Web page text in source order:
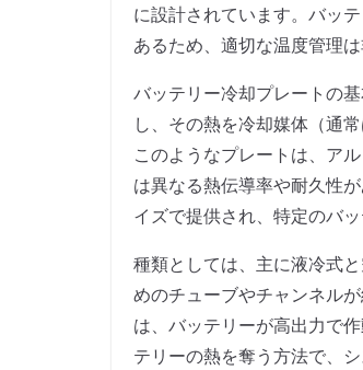
に設計されています。バッ
あるため、適切な温度管理は
バッテリー冷却プレートの
し、その熱を冷却媒体（通
このようなプレートは、ア
は異なる熱伝導率や耐久性
イズで提供され、特定のバ
種類としては、主に液冷式
めのチューブやチャンネル
は、バッテリーが高出力で
テリーの熱を奪う方法で、